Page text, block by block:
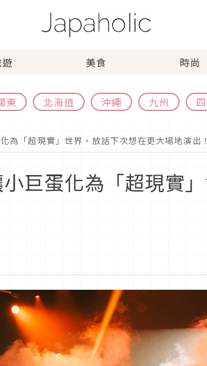
美食 時尚
東 北海道 沖繩 九州
為「超現實」世界，放話下次想在更大場地演出！
小巨蛋化為「超現實